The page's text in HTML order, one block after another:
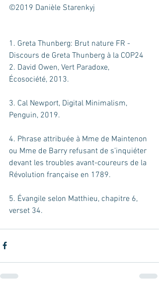
©2019 Danièle Starenkyj
1. Greta Thunberg: Brut nature FR -
Discours de Greta Thunberg à la COP24
2. David Owen, Vert Paradoxe,
Écosociété, 2013.
3. Cal Newport, Digital Minimalism,
Penguin, 2019.
4. Phrase attribuée à Mme de Maintenon
ou Mme de Barry refusant de s’inquiéter
devant les troubles avant-coureurs de la
Révolution française en 1789.
5. Évangile selon Matthieu, chapitre 6,
verset 34.